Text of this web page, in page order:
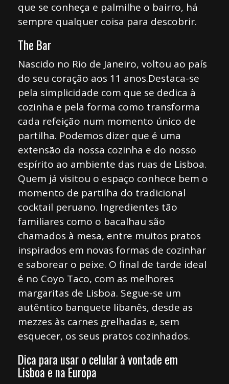
que se conheça e palmilhe o bairro, há
sempre qualquer coisa para descobrir.
The Bar
Nascido no Rio de Janeiro, voltou ao país
do seu coração aos 11 anos.Destaca-se
pela simplicidade com que se dedica à
cozinha e pela forma como transforma
cada refeição num momento único de
partilha. Podemos dizer que é uma
extensão da nossa cozinha e do nosso
espírito ao ambiente das ruas de Lisboa.
Quem já visitou o espaço conhece bem o
momento de partilha do tradicional
cocktail peruano. Ingredientes tão
familiares como o bacalhau são
chamados à mesa, entre muitos pratos
inspirados em novas formas de cozinhar
e saborear o peixe. O final de tarde ideal
é no Coyo Taco, com as melhores
margaritas de Lisboa. Segue-se um
autêntico banquete libanês, desde as
mezzes às carnes grelhadas e, sem
esquecer, os seus pratos cozinhados.
Dica para usar o celular à vontade em
Lisboa e na Europa